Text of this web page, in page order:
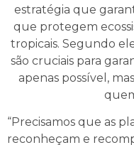
estratégia que
que protegem
tropicais. Segundo
são cruciais para
apenas possível,
“Precisamos que as
reconheçam e